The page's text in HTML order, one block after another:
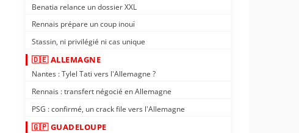
Benatia relance un dossier XXL
Rennais prépare un coup inouï
Stassin, ni privilégié ni cas unique
🇩🇪 ALLEMAGNE
Nantes : Tylel Tati vers l'Allemagne ?
Rennais : transfert négocié en Allemagne
PSG : confirmé, un crack file vers l'Allemagne
🇬🇵 GUADELOUPE